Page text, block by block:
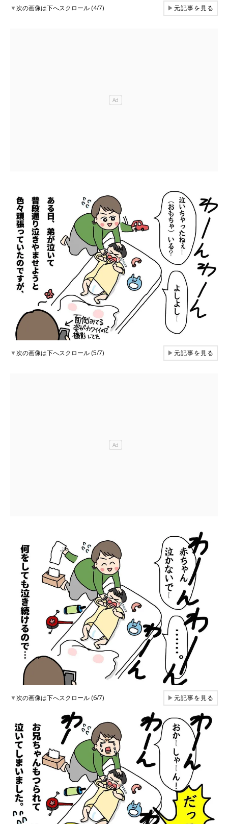
▼次の画像は下へスクロール (4/7) ▶元記事を見る
▼次の画像は下へスクロール (5/7) ▶元記事を見る
▼次の画像は下へスクロール (6/7) ▶元記事を見る